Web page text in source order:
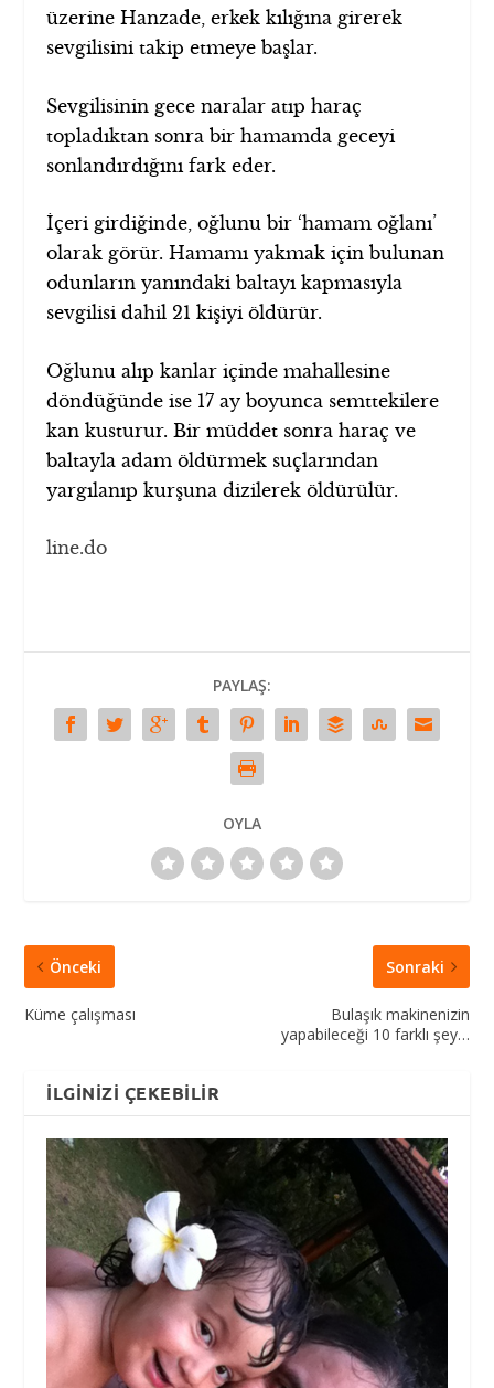
üzerine Hanzade, erkek kılığına girerek
sevgilisini takip etmeye başlar.
Sevgilisinin gece naralar atıp haraç
topladıktan sonra bir hamamda geceyi
sonlandırdığını fark eder.
İçeri girdiğinde, oğlunu bir ‘hamam oğlanı’
olarak görür. Hamamı yakmak için bulunan
odunların yanındaki baltayı kapmasıyla
sevgilisi dahil 21 kişiyi öldürür.
Oğlunu alıp kanlar içinde mahallesine
döndüğünde ise 17 ay boyunca semttekilere
kan kusturur. Bir müddet sonra haraç ve
baltayla adam öldürmek suçlarından
yargılanıp kurşuna dizilerek öldürülür.
line.do
PAYLAŞ:
OYLA
Önceki
Küme çalışması
Sonraki
Bulaşık makinenizin
yapabileceği 10 farklı şey…
İLGINIZI ÇEKEBILIR